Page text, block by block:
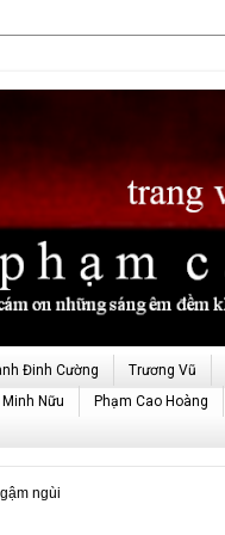
Đinh Cường Trương Vũ
Minh Nữu Phạm Cao Hoàng
ngùi